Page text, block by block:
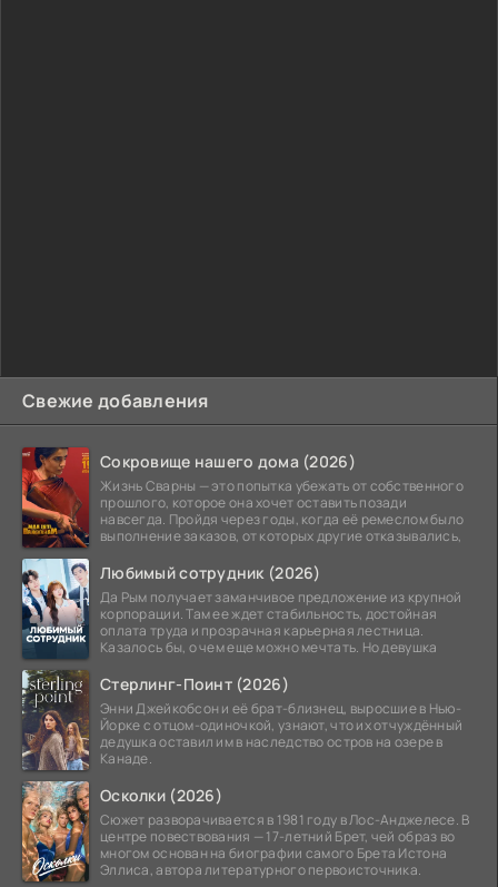
Свежие добавления
Сокровище нашего дома (2026)
Жизнь Сварны — это попытка убежать от собственного
прошлого, которое она хочет оставить позади
навсегда. Пройдя через годы, когда её ремеслом было
выполнение заказов, от которых другие отказывались,
Любимый сотрудник (2026)
Да Рым получает заманчивое предложение из крупной
корпорации. Там ее ждет стабильность, достойная
оплата труда и прозрачная карьерная лестница.
Казалось бы, о чем еще можно мечтать. Но девушка
Стерлинг-Поинт (2026)
Энни Джейкобсон и её брат-близнец, выросшие в Нью-
Йорке с отцом-одиночкой, узнают, что их отчуждённый
дедушка оставил им в наследство остров на озере в
Канаде.
Осколки (2026)
Сюжет разворачивается в 1981 году в Лос-Анджелесе. В
центре повествования — 17-летний Брет, чей образ во
многом основан на биографии самого Брета Истона
Эллиса, автора литературного первоисточника.